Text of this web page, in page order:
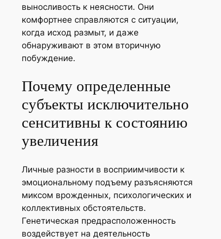
выносливость к неясности. Они
комфортнее справляются с ситуации,
когда исход размыт, и даже
обнаруживают в этом вторичную
побуждение.
Почему определенные
субъекты исключительно
сенситивны к состоянию
увеличения
Личные разности в восприимчивости к
эмоциональному подъему разъясняются
миксом врожденных, психологических и
коллективных обстоятельств.
Генетическая предрасположенность
воздействует на деятельность